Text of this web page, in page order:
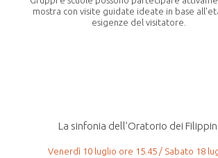
mostra con visite guidate ideate in base
esigenze del visitatore.
La sinfonia dell’Oratorio dei Filippini
Venerdì 10 luglio ore 15.45 / Sabato 18
Cappella dei Re Magi
Sabato 4 luglio 10.45 / Sabato 11 luglio